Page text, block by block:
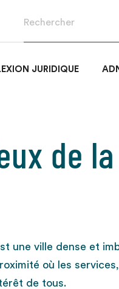
JURIDIQUE
de
une ville dense et
où les
de tous.